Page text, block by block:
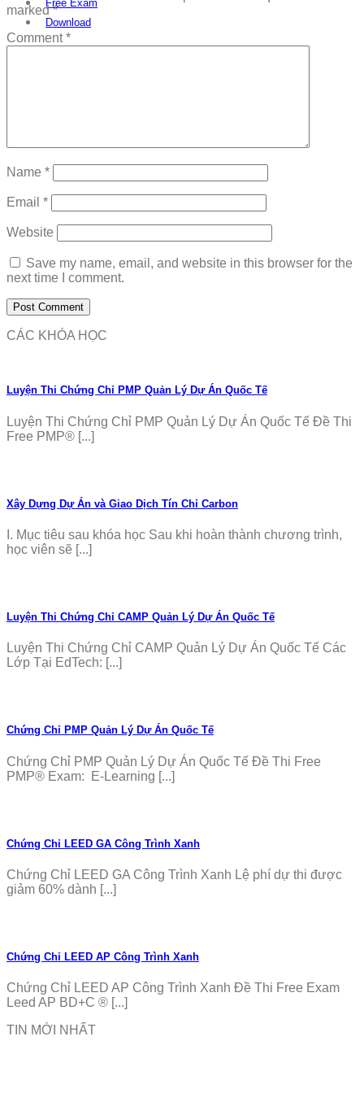
Free Exam
Download
marked*
Comment*
Name *
Email *
Website
Save my name, email, and website in this browser for the
next time I comment.
CÁC KHÓA HỌC
Luyện Thi Chứng Chỉ PMP Quản Lý Dự Án Quốc Tế
Luyện Thi Chứng Chỉ PMP Quản Lý Dự Án Quốc Tế Đề Thi
Free PMP® [...]
Xây Dựng Dự Án và Giao Dịch Tín Chỉ Carbon
I. Mục tiêu sau khóa học Sau khi hoàn thành chương trình,
học viên sẽ [...]
Luyện Thi Chứng Chỉ CAMP Quản Lý Dự Án Quốc Tế
Luyện Thi Chứng Chỉ CAMP Quản Lý Dự Án Quốc Tế Các
Lớp Tại EdTech: [...]
Chứng Chỉ PMP Quản Lý Dự Án Quốc Tế
Chứng Chỉ PMP Quản Lý Dự Án Quốc Tế Đề Thi Free
PMP® Exam: E-Learning [...]
Chứng Chỉ LEED GA Công Trình Xanh
Chứng Chỉ LEED GA Công Trình Xanh Lệ phí dự thi được
giảm 60% dành [...]
Chứng Chỉ LEED AP Công Trình Xanh
Chứng Chỉ LEED AP Công Trình Xanh Đề Thi Free Exam
Leed AP BD+C ® [...]
TIN MỚI NHẤT